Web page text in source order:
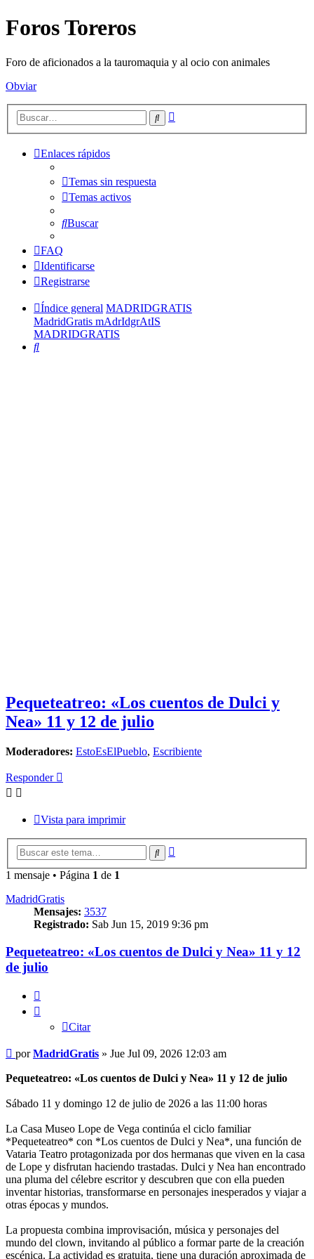
Foros Toreros
Foro de aficionados a la tauromaquia y al ocio con animales
Obviar
Buscar
Enlaces rápidos
Temas sin respuesta
Temas activos
Buscar
FAQ
Identificarse
Registrarse
Índice general MADRIDGRATIS
MadridGratis mAdrIdgrAtIS
MADRIDGRATIS
Buscar
Pequeteatreo: «Los cuentos de Dulci y
Nea» 11 y 12 de julio
Moderadores: EstoEsElPueblo, Escribiente
Responder
Vista para imprimir
Buscar
1 mensaje • Página 1 de 1
MadridGratis
Mensajes: 3537
Registrado: Sab Jun 15, 2019 9:36 pm
Pequeteatreo: «Los cuentos de Dulci y Nea» 11 y 12
de julio
Citar
Mensaje
porMadridGratis » Jue Jul 09, 2026 12:03 am
Pequeteatreo: «Los cuentos de Dulci y Nea» 11 y 12 de julio
Sábado 11 y domingo 12 de julio de 2026 a las 11:00 horas
La Casa Museo Lope de Vega continúa el ciclo familiar
*Pequeteatreo* con *Los cuentos de Dulci y Nea*, una función de
Vataria Teatro protagonizada por dos hermanas que viven en la casa
de Lope y disfrutan haciendo trastadas. Dulci y Nea han encontrado
una pluma del célebre escritor y descubren que con ella pueden
inventar historias, transformarse en personajes inesperados y viajar a
otras épocas y mundos.
La propuesta combina improvisación, música y personajes del
mundo del clown, invitando al público a formar parte de la creación
escénica. La actividad es gratuita, tiene una duración aproximada de